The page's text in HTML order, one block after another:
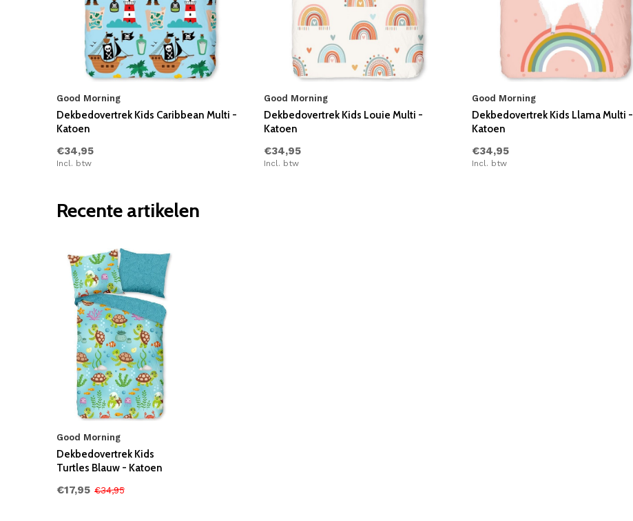
Good Morning
Dekbedovertrek Kids Caribbean Multi -
Katoen
€34,95
Incl. btw
Good Morning
Dekbedovertrek Kids Louie Multi -
Katoen
€34,95
Incl. btw
Good Morning
Dekbedovertrek Kids Llama Multi -
Katoen
€34,95
Incl. btw
Recente artikelen
Good Morning
Dekbedovertrek Kids
Turtles Blauw - Katoen
€17,95 €34,95